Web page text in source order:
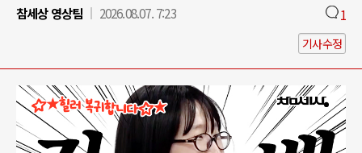
참세상 영상팀
2026.08.07. 7:23 1
기사수정